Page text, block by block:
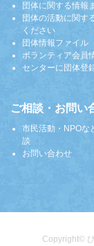
団体に関する情報
団体の活動に関す
ください
団体情報ファイル
ボランティア会員
センターに団体登
ご相談・お問い
市民活動・NPOな
談
お問い合わせ
Copyright©